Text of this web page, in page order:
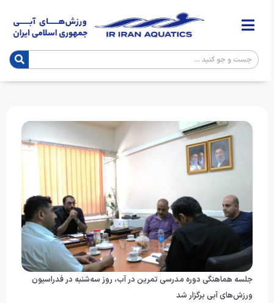
جلسه هماهنگی دوره مدرسی تمرین در آب، روز سه‌شنبه در فدراسیون
ورزش‌های آبی برگزار شد